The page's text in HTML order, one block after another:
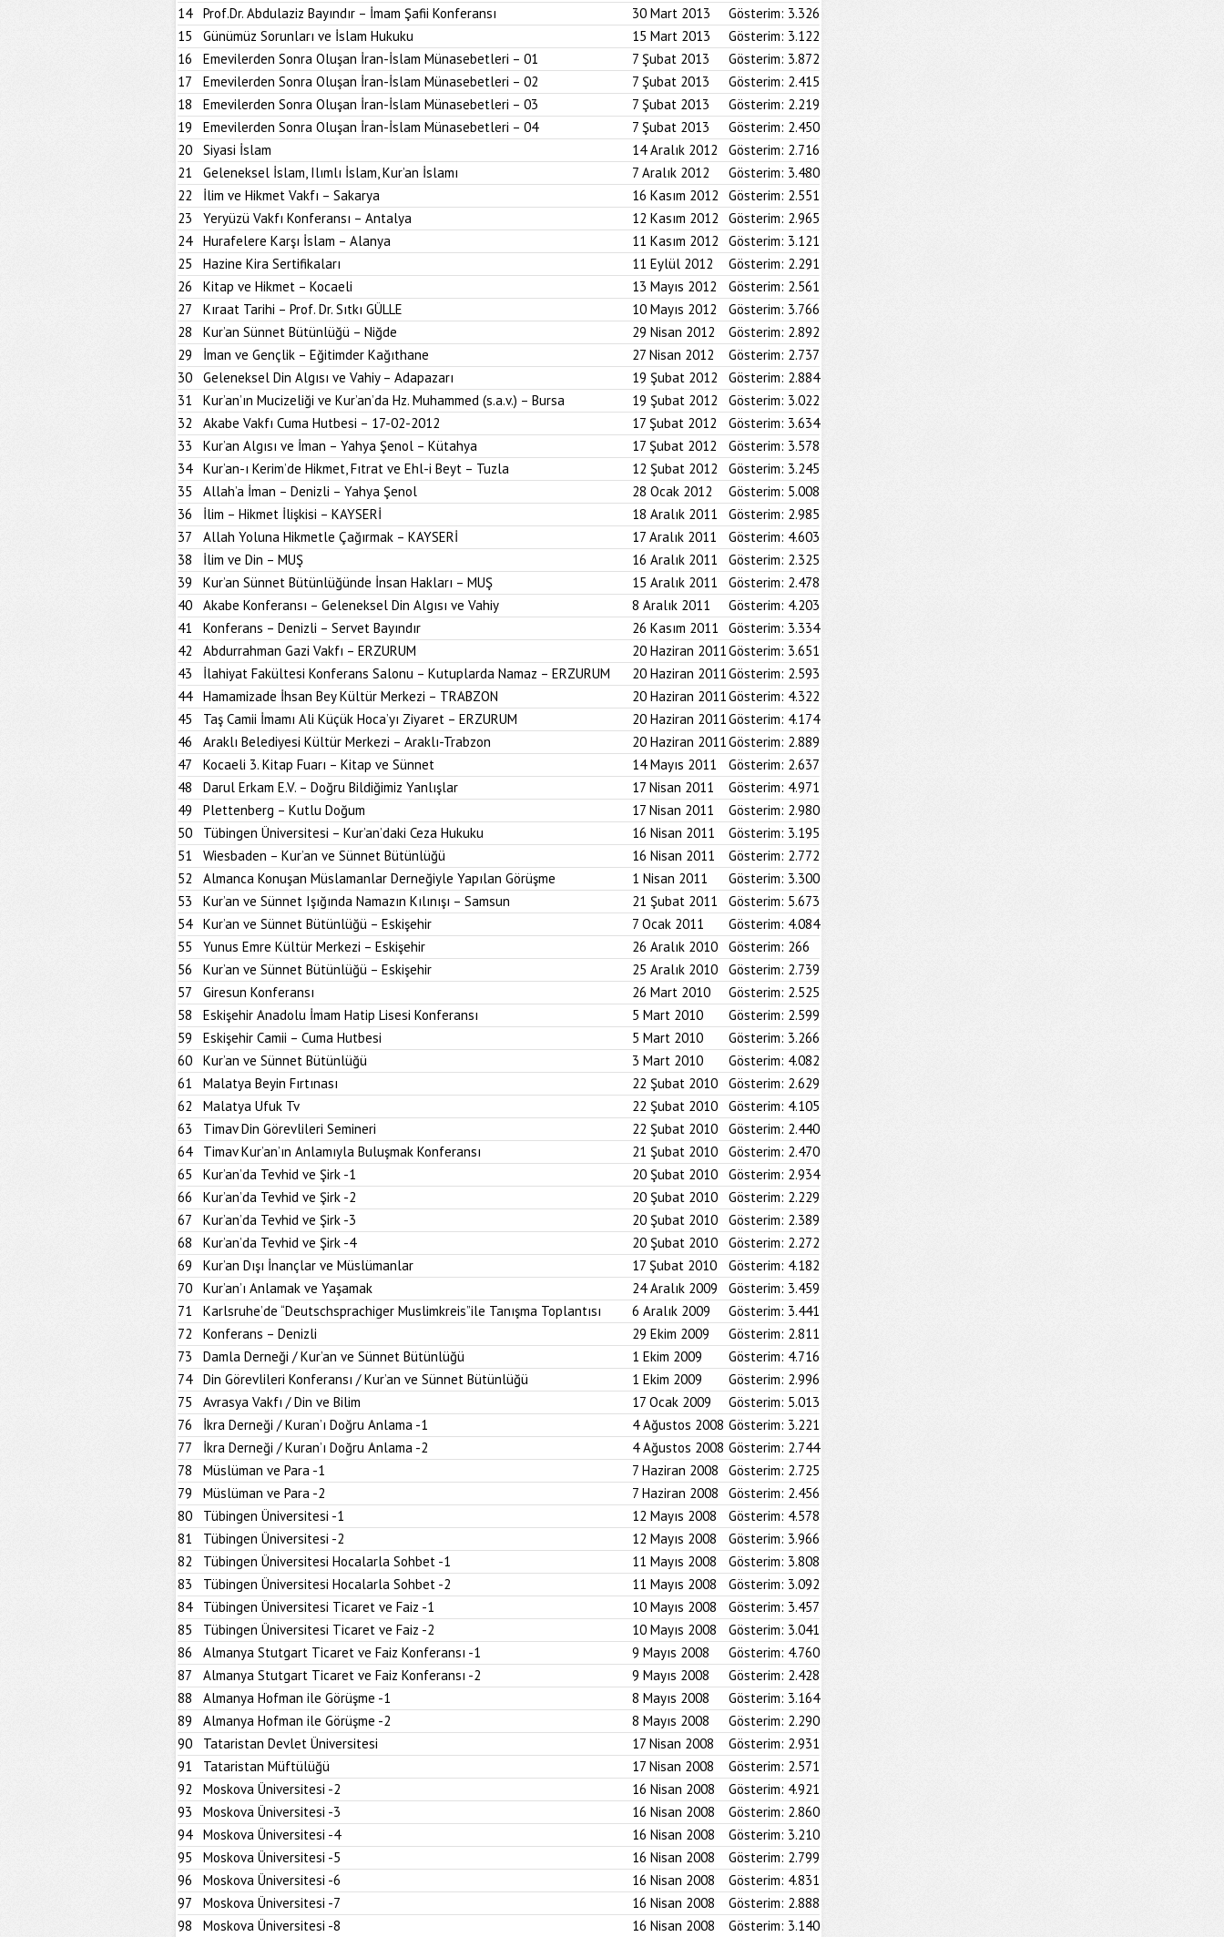
14
Prof.Dr. Abdulaziz Bayındır – İmam Şafii Konferansı 30 Mart 2013 Gösterim: 3.326
15
Günümüz Sorunları ve İslam Hukuku 15 Mart 2013 Gösterim: 3.122
16
Emevilerden Sonra Oluşan İran-İslam Münasebetleri – 01 7 Şubat 2013 Gösterim: 3.872
17
Emevilerden Sonra Oluşan İran-İslam Münasebetleri – 02 7 Şubat 2013 Gösterim: 2.415
18
Emevilerden Sonra Oluşan İran-İslam Münasebetleri – 03 7 Şubat 2013 Gösterim: 2.219
19
Emevilerden Sonra Oluşan İran-İslam Münasebetleri – 04 7 Şubat 2013 Gösterim: 2.450
20
Siyasi İslam 14 Aralık 2012 Gösterim: 2.716
21
Geleneksel İslam, Ilımlı İslam, Kur’an İslamı 7 Aralık 2012 Gösterim: 3.480
22
İlim ve Hikmet Vakfı – Sakarya 16 Kasım 2012 Gösterim: 2.551
23
Yeryüzü Vakfı Konferansı – Antalya 12 Kasım 2012 Gösterim: 2.965
24
Hurafelere Karşı İslam – Alanya 11 Kasım 2012 Gösterim: 3.121
25
Hazine Kira Sertifikaları 11 Eylül 2012 Gösterim: 2.291
26
Kitap ve Hikmet – Kocaeli 13 Mayıs 2012 Gösterim: 2.561
27
Kıraat Tarihi – Prof. Dr. Sıtkı GÜLLE 10 Mayıs 2012 Gösterim: 3.766
28
Kur’an Sünnet Bütünlüğü – Niğde 29 Nisan 2012 Gösterim: 2.892
29
İman ve Gençlik – Eğitimder Kağıthane 27 Nisan 2012 Gösterim: 2.737
30
Geleneksel Din Algısı ve Vahiy – Adapazarı 19 Şubat 2012 Gösterim: 2.884
31
Kur’an’ın Mucizeliği ve Kur’an’da Hz. Muhammed (s.a.v.) – Bursa 19 Şubat 2012 Gösterim: 3.022
32
Akabe Vakfı Cuma Hutbesi – 17-02-2012 17 Şubat 2012 Gösterim: 3.634
33
Kur’an Algısı ve İman – Yahya Şenol – Kütahya 17 Şubat 2012 Gösterim: 3.578
34
Kur’an-ı Kerim’de Hikmet, Fıtrat ve Ehl-i Beyt – Tuzla 12 Şubat 2012 Gösterim: 3.245
35
Allah’a İman – Denizli – Yahya Şenol 28 Ocak 2012 Gösterim: 5.008
36
İlim – Hikmet İlişkisi – KAYSERİ 18 Aralık 2011 Gösterim: 2.985
37
Allah Yoluna Hikmetle Çağırmak – KAYSERİ 17 Aralık 2011 Gösterim: 4.603
38
İlim ve Din – MUŞ 16 Aralık 2011 Gösterim: 2.325
39
Kur’an Sünnet Bütünlüğünde İnsan Hakları – MUŞ 15 Aralık 2011 Gösterim: 2.478
40
Akabe Konferansı – Geleneksel Din Algısı ve Vahiy 8 Aralık 2011 Gösterim: 4.203
41
Konferans – Denizli – Servet Bayındır 26 Kasım 2011 Gösterim: 3.334
42
Abdurrahman Gazi Vakfı – ERZURUM 20 Haziran 2011Gösterim: 3.651
43
İlahiyat Fakültesi Konferans Salonu – Kutuplarda Namaz – ERZURUM 20 Haziran 2011Gösterim: 2.593
44
Hamamizade İhsan Bey Kültür Merkezi – TRABZON 20 Haziran 2011Gösterim: 4.322
45
Taş Camii İmamı Ali Küçük Hoca’yı Ziyaret – ERZURUM 20 Haziran 2011Gösterim: 4.174
46
Araklı Belediyesi Kültür Merkezi – Araklı-Trabzon 20 Haziran 2011Gösterim: 2.889
47
Kocaeli 3. Kitap Fuarı – Kitap ve Sünnet 14 Mayıs 2011 Gösterim: 2.637
48
Darul Erkam E.V. – Doğru Bildiğimiz Yanlışlar 17 Nisan 2011 Gösterim: 4.971
49
Plettenberg – Kutlu Doğum 17 Nisan 2011 Gösterim: 2.980
50
Tübingen Üniversitesi – Kur’an’daki Ceza Hukuku 16 Nisan 2011 Gösterim: 3.195
51
Wiesbaden – Kur’an ve Sünnet Bütünlüğü 16 Nisan 2011 Gösterim: 2.772
52
Almanca Konuşan Müslamanlar Derneğiyle Yapılan Görüşme 1 Nisan 2011 Gösterim: 3.300
53
Kur’an ve Sünnet Işığında Namazın Kılınışı – Samsun 21 Şubat 2011 Gösterim: 5.673
54
Kur’an ve Sünnet Bütünlüğü – Eskişehir 7 Ocak 2011 Gösterim: 4.084
55
Yunus Emre Kültür Merkezi – Eskişehir 26 Aralık 2010 Gösterim: 266
56
Kur’an ve Sünnet Bütünlüğü – Eskişehir 25 Aralık 2010 Gösterim: 2.739
57
Giresun Konferansı 26 Mart 2010 Gösterim: 2.525
58
Eskişehir Anadolu İmam Hatip Lisesi Konferansı 5 Mart 2010 Gösterim: 2.599
59
Eskişehir Camii – Cuma Hutbesi 5 Mart 2010 Gösterim: 3.266
60
Kur’an ve Sünnet Bütünlüğü 3 Mart 2010 Gösterim: 4.082
61
Malatya Beyin Fırtınası 22 Şubat 2010 Gösterim: 2.629
62
Malatya Ufuk Tv 22 Şubat 2010 Gösterim: 4.105
63
Timav Din Görevlileri Semineri 22 Şubat 2010 Gösterim: 2.440
64
Timav Kur’an’ın Anlamıyla Buluşmak Konferansı 21 Şubat 2010 Gösterim: 2.470
65
Kur’an’da Tevhid ve Şirk -1 20 Şubat 2010 Gösterim: 2.934
66
Kur’an’da Tevhid ve Şirk -2 20 Şubat 2010 Gösterim: 2.229
67
Kur’an’da Tevhid ve Şirk -3 20 Şubat 2010 Gösterim: 2.389
68
Kur’an’da Tevhid ve Şirk -4 20 Şubat 2010 Gösterim: 2.272
69
Kur’an Dışı İnançlar ve Müslümanlar 17 Şubat 2010 Gösterim: 4.182
70
Kur’an’ı Anlamak ve Yaşamak 24 Aralık 2009 Gösterim: 3.459
71
Karlsruhe’de “Deutschsprachiger Muslimkreis”ile Tanışma Toplantısı 6 Aralık 2009 Gösterim: 3.441
72
Konferans – Denizli 29 Ekim 2009 Gösterim: 2.811
73
Damla Derneği / Kur’an ve Sünnet Bütünlüğü 1 Ekim 2009 Gösterim: 4.716
74
Din Görevlileri Konferansı / Kur’an ve Sünnet Bütünlüğü 1 Ekim 2009 Gösterim: 2.996
75
Avrasya Vakfı / Din ve Bilim 17 Ocak 2009 Gösterim: 5.013
76
İkra Derneği / Kuran’ı Doğru Anlama -1 4 Ağustos 2008 Gösterim: 3.221
77
İkra Derneği / Kuran’ı Doğru Anlama -2 4 Ağustos 2008 Gösterim: 2.744
78
Müslüman ve Para -1 7 Haziran 2008 Gösterim: 2.725
79
Müslüman ve Para -2 7 Haziran 2008 Gösterim: 2.456
80
Tübingen Üniversitesi -1 12 Mayıs 2008 Gösterim: 4.578
81
Tübingen Üniversitesi -2 12 Mayıs 2008 Gösterim: 3.966
82
Tübingen Üniversitesi Hocalarla Sohbet -1 11 Mayıs 2008 Gösterim: 3.808
83
Tübingen Üniversitesi Hocalarla Sohbet -2 11 Mayıs 2008 Gösterim: 3.092
84
Tübingen Üniversitesi Ticaret ve Faiz -1 10 Mayıs 2008 Gösterim: 3.457
85
Tübingen Üniversitesi Ticaret ve Faiz -2 10 Mayıs 2008 Gösterim: 3.041
86
Almanya Stutgart Ticaret ve Faiz Konferansı -1 9 Mayıs 2008 Gösterim: 4.760
87
Almanya Stutgart Ticaret ve Faiz Konferansı -2 9 Mayıs 2008 Gösterim: 2.428
88
Almanya Hofman ile Görüşme -1 8 Mayıs 2008 Gösterim: 3.164
89
Almanya Hofman ile Görüşme -2 8 Mayıs 2008 Gösterim: 2.290
90
Tataristan Devlet Üniversitesi 17 Nisan 2008 Gösterim: 2.931
91
Tataristan Müftülüğü 17 Nisan 2008 Gösterim: 2.571
92
Moskova Üniversitesi -2 16 Nisan 2008 Gösterim: 4.921
93
Moskova Üniversitesi -3 16 Nisan 2008 Gösterim: 2.860
94
Moskova Üniversitesi -4 16 Nisan 2008 Gösterim: 3.210
95
Moskova Üniversitesi -5 16 Nisan 2008 Gösterim: 2.799
96
Moskova Üniversitesi -6 16 Nisan 2008 Gösterim: 4.831
97
Moskova Üniversitesi -7 16 Nisan 2008 Gösterim: 2.888
98
Moskova Üniversitesi -8 16 Nisan 2008 Gösterim: 3.140